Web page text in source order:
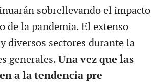
sobrellevando el impacto
de la pandemia. El extenso
diversos sectores durante la
generales. Una vez que las
a la tendencia pre